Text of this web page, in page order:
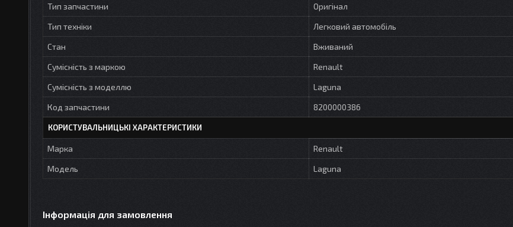
Тип запчастини
Оригінал
Тип техніки
Легковий автомобіль
Стан
Вживаний
Сумісність з маркою
Renault
Сумісність з моделлю
Laguna
Код запчастини
8200000386
КОРИСТУВАЛЬНИЦЬКІ ХАРАКТЕРИСТИКИ
Марка
Renault
Модель
Laguna
Інформація для замовлення